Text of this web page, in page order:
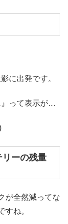
に出発です。
』って表示が…
ーの残量
が全然減ってな
すね。